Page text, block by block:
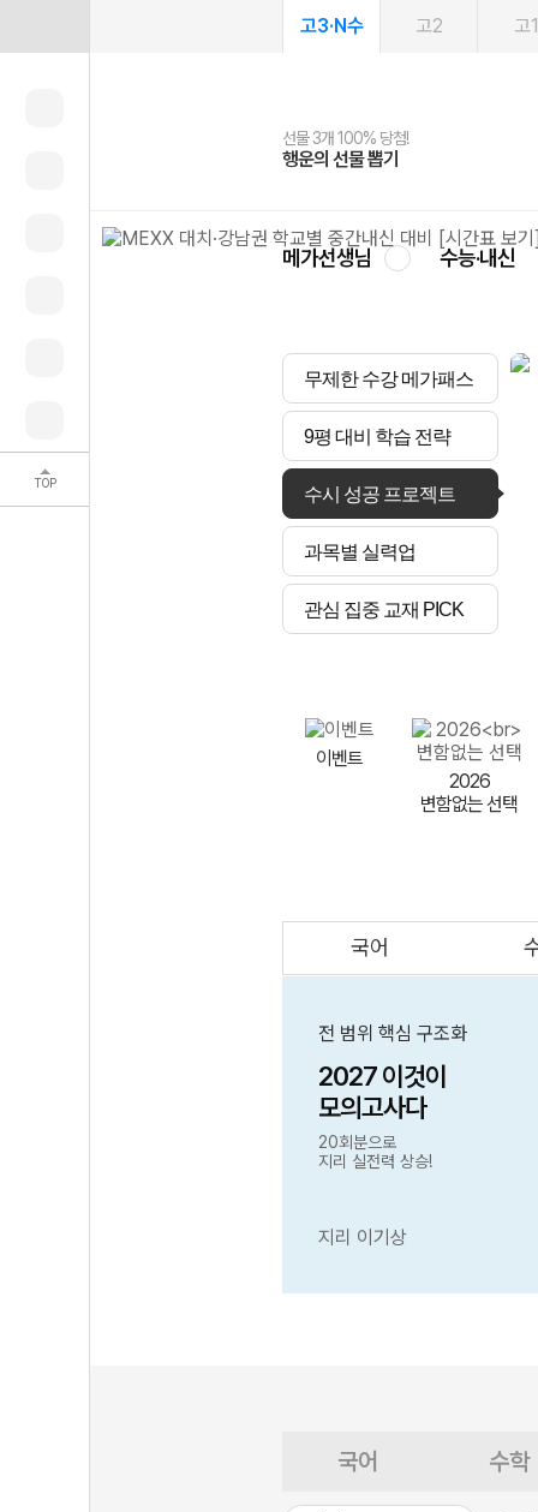
TOP
고3·N수 고2 고1
선물 3개 100% 당첨!
행운의 선물 뽑기
선물 100% 증정!
메가스터디 X 올리브
여름방학 스터디 캐시백
메가런 썸머스쿨
2027 러셀 단과
강사 공개선발
스마트러닝앱
설문 EVENT
메가패스
3일 무료 체험권
메가패스 수강생 무료혜택!
메가클럽 멤버십
사회공헌 캠페인
희망이룸 메가나눔
메가선생님 수능·내신
무제한 수강 메가패스
9평 대비 학습 전략
수시 성공 프로젝트
과목별 실력업
관심 집중 교재 PICK
이벤트
2026
변함없는 선택
국어
전 범위 핵심 구조화
2027 이것이
모의고사다
20회분으로
지리 실전력 상승!
지리 이기상
국어 수학